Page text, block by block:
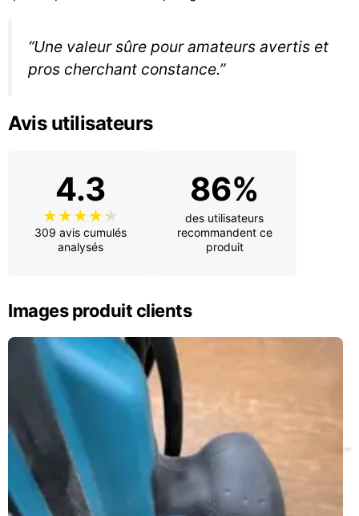
“Une valeur sûre pour amateurs avertis et
pros cherchant constance.”
Avis utilisateurs
4.3
309 avis cumulés
analysés
86%
des utilisateurs
recommandent ce
produit
Images produit clients